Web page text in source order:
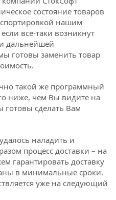
состояние товаров
нашим
все-таки возникнут
дальнейшей
готовы заменить товар
такой же программный
ниже, чем Вы видите на
сделать Вам
наладить и
процесс доставки – на
гарантировать доставку
в минимальные сроки.
уже на следующий